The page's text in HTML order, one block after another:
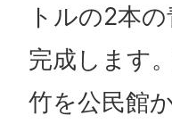
トルの2本
完成します
竹を公民館